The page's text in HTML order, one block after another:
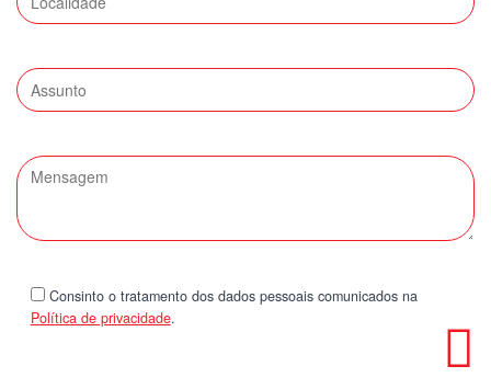
Consinto o tratamento dos dados pessoais comunicados na
Política de privacidade.